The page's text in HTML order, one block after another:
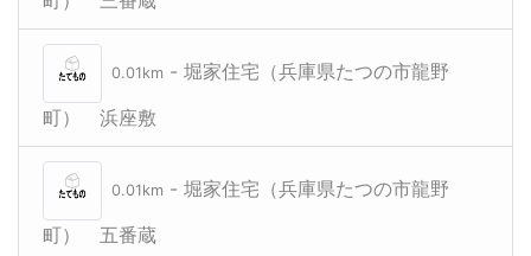
0.01km - 堀家住宅（兵庫県たつの市龍野
町） 浜座敷
0.01km - 堀家住宅（兵庫県たつの市龍野
町） 五番蔵